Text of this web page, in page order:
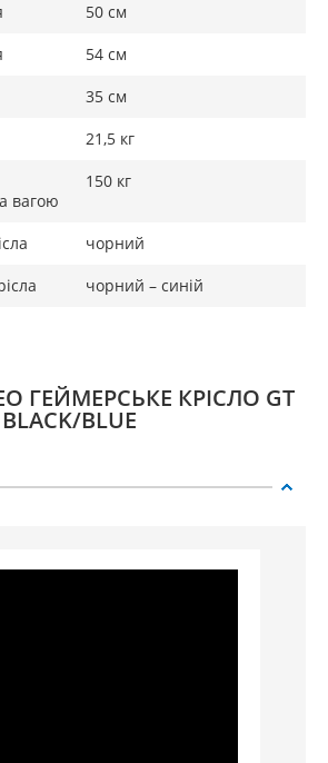
50 см
54 см
35 см
21,5 кг
вагою
150 кг
чорний
чорний – синій
ГЕЙМЕРСЬКЕ КРІСЛО GT
BLUE